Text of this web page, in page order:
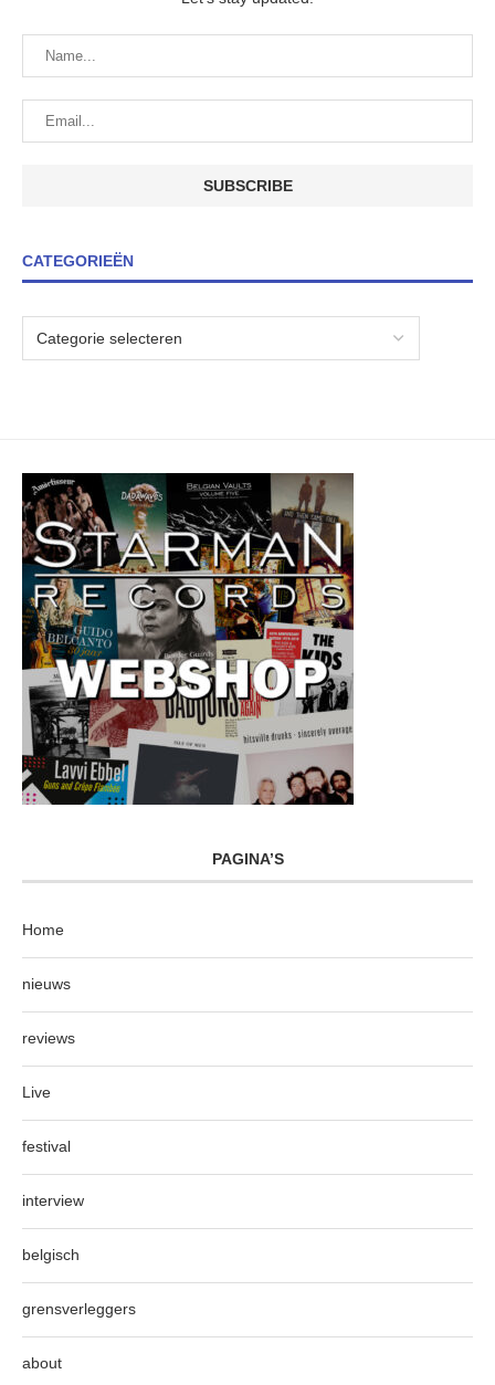
CATEGORIEËN
PAGINA’S
Home
nieuws
reviews
Live
festival
interview
belgisch
grensverleggers
about